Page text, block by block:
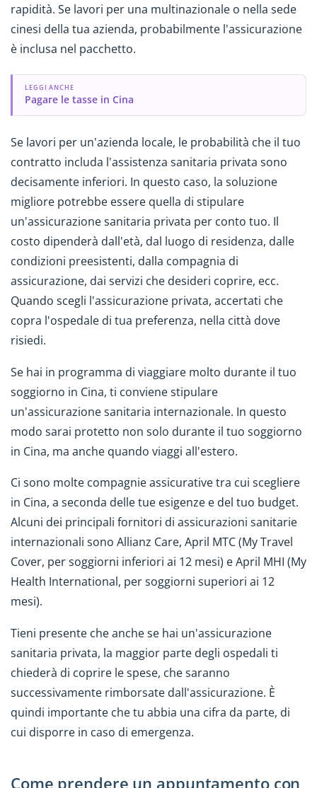
rapidità. Se lavori per una multinazionale o nella sede
cinesi della tua azienda, probabilmente l'assicurazione
è inclusa nel pacchetto.
LEGGI ANCHE
Pagare le tasse in Cina
Se lavori per un'azienda locale, le probabilità che il tuo
contratto includa l'assistenza sanitaria privata sono
decisamente inferiori. In questo caso, la soluzione
migliore potrebbe essere quella di stipulare
un'assicurazione sanitaria privata per conto tuo. Il
costo dipenderà dall'età, dal luogo di residenza, dalle
condizioni preesistenti, dalla compagnia di
assicurazione, dai servizi che desideri coprire, ecc.
Quando scegli l'assicurazione privata, accertati che
copra l'ospedale di tua preferenza, nella città dove
risiedi.
Se hai in programma di viaggiare molto durante il tuo
soggiorno in Cina, ti conviene stipulare
un'assicurazione sanitaria internazionale. In questo
modo sarai protetto non solo durante il tuo soggiorno
in Cina, ma anche quando viaggi all'estero.
Ci sono molte compagnie assicurative tra cui scegliere
in Cina, a seconda delle tue esigenze e del tuo budget.
Alcuni dei principali fornitori di assicurazioni sanitarie
internazionali sono Allianz Care, April MTC (My Travel
Cover, per soggiorni inferiori ai 12 mesi) e April MHI (My
Health International, per soggiorni superiori ai 12
mesi).
Tieni presente che anche se hai un'assicurazione
sanitaria privata, la maggior parte degli ospedali ti
chiederà di coprire le spese, che saranno
successivamente rimborsate dall'assicurazione. È
quindi importante che tu abbia una cifra da parte, di
cui disporre in caso di emergenza.
Come prendere un appuntamento con